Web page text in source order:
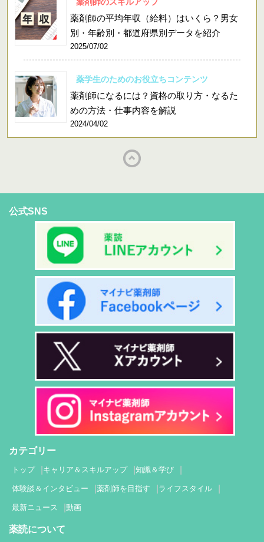
薬剤師のスキルアップ
薬剤師の平均年収（給料）はいくら？男女
別・年齢別・都道府県別データを紹介
2025/07/02
薬学生のためのお役立ちコンテンツ
薬剤師になるには？資格の取り方・なるた
めの方法・仕事内容を解説
2024/04/02
公式SNS
カテゴリー
トップ キャリア＆スキルアップ 知識＆学び
体験談＆インタビュー 薬剤師を目指す ライフスタイル
最新ニュース 動画
薬読について